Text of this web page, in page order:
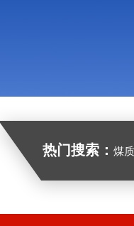
热门搜索： 煤